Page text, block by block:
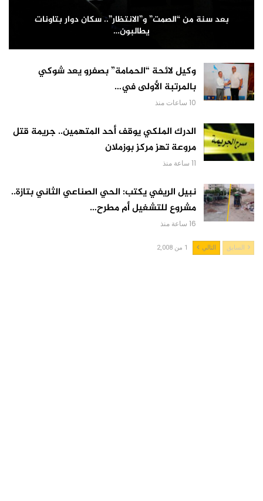
بعد سنة من “الصمت” و”الانتظار”.. سكان دوار بتاونات
يطالبون…
وكيل لائحة “الحمامة” بصفرو يعد شوكي
بالمرتبة الأولى في…
10 ساعات منذ
الدرك الملكي يوقف أحد المتهمين.. جريمة قتل
مروعة تهز مركز بوزملان
11 ساعة منذ
نبيل الريفي يكتب: الحي الصناعي الثاني بتازة..
مشروع للتشغيل أم مطرح…
16 ساعة منذ
السابق التالي 1 من 2,008